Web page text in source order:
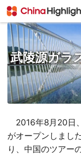
武陵源ガラ
2016年8月20日
がオープンしまし
り、中国のツアー